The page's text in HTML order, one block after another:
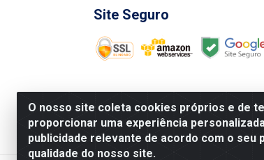
O nosso site coleta cookies próprios e de
proporcionar uma experiência
publicidade relevante de acordo com o seu
qualidade do nosso site.
Site Seguro
Nova Boni Distribuidora de